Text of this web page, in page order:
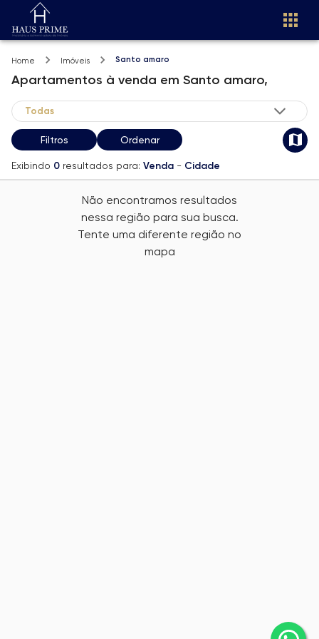
Home Imóveis Santo amaro
Apartamentos à venda em Santo amaro,
Filtros Ordenar
Exibindo 0 resultados para: Venda - Cidade
Não encontramos resultados
nessa região para sua busca.
Tente uma diferente região no
mapa